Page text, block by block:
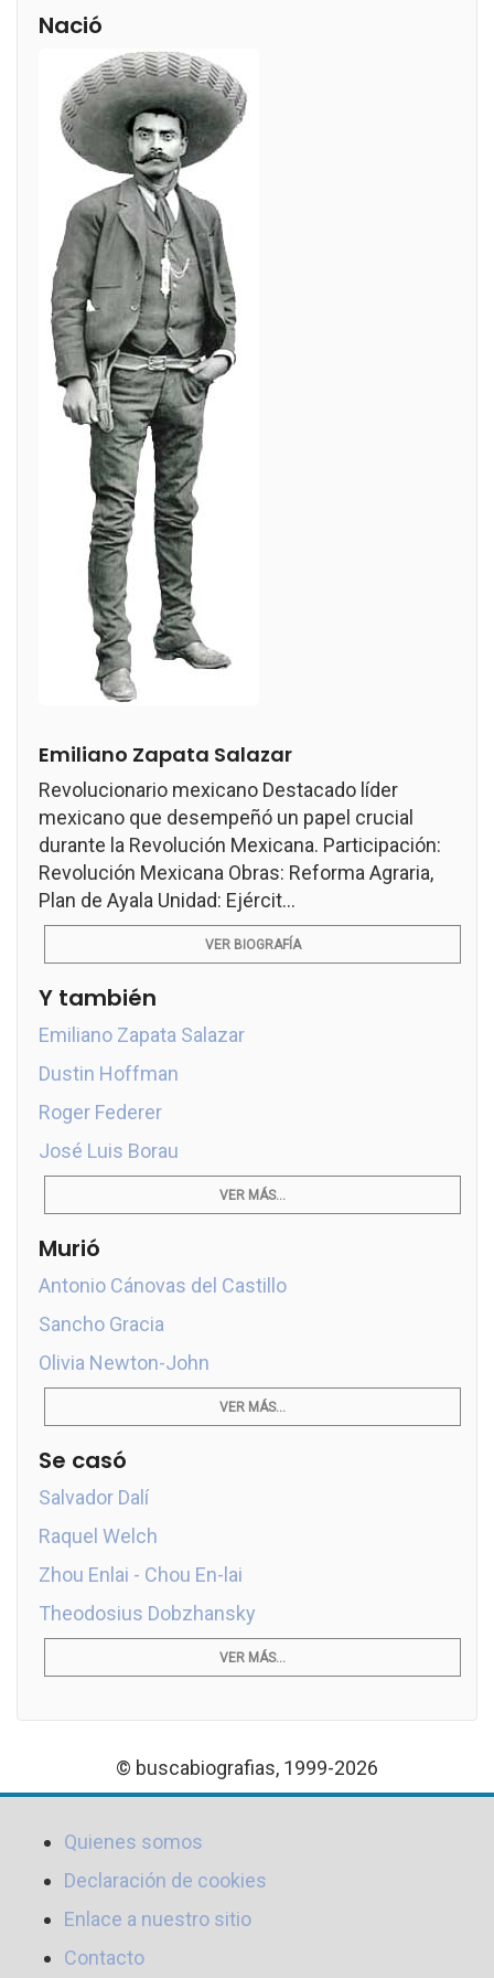
Nació
Emiliano Zapata Salazar
Revolucionario mexicano Destacado líder
mexicano que desempeñó un papel crucial
durante la Revolución Mexicana. Participación:
Revolución Mexicana Obras: Reforma Agraria,
Plan de Ayala Unidad: Ejércit...
VER BIOGRAFÍA
Y también
Emiliano Zapata Salazar
Dustin Hoffman
Roger Federer
José Luis Borau
VER MÁS...
Murió
Antonio Cánovas del Castillo
Sancho Gracia
Olivia Newton-John
VER MÁS...
Se casó
Salvador Dalí
Raquel Welch
Zhou Enlai - Chou En-lai
Theodosius Dobzhansky
VER MÁS...
© buscabiografias, 1999-2026
Quienes somos
Declaración de cookies
Enlace a nuestro sitio
Contacto